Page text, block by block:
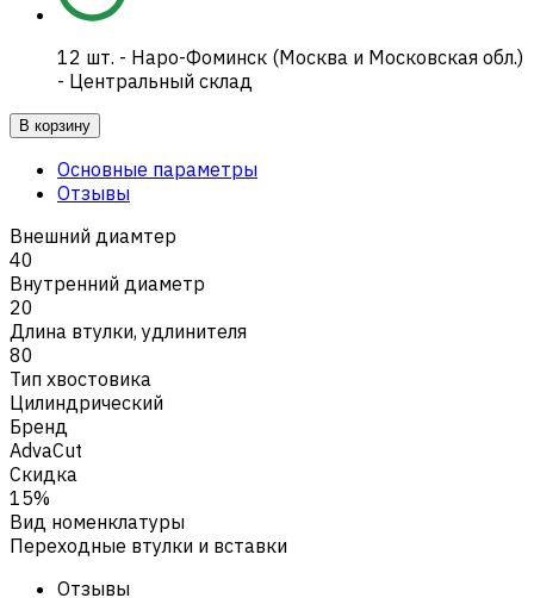
12 шт. - Наро-Фоминск (Москва и Московская обл.)
- Центральный склад
В корзину
Основные параметры
Отзывы
Внешний диамтер
40
Внутренний диаметр
20
Длина втулки, удлинителя
80
Тип хвостовика
Цилиндрический
Бренд
AdvaCut
Скидка
15%
Вид номенклатуры
Переходные втулки и вставки
Отзывы